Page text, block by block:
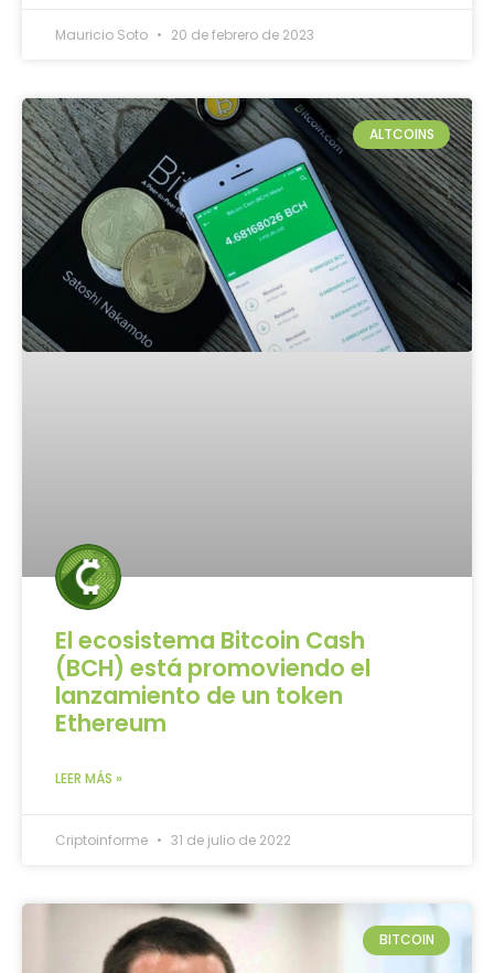
Mauricio Soto 20 de febrero de 2023
ALTCOINS
El ecosistema Bitcoin Cash
(BCH) está promoviendo el
lanzamiento de un token
Ethereum
LEER MÁS »
Criptoinforme 31 de julio de 2022
BITCOIN